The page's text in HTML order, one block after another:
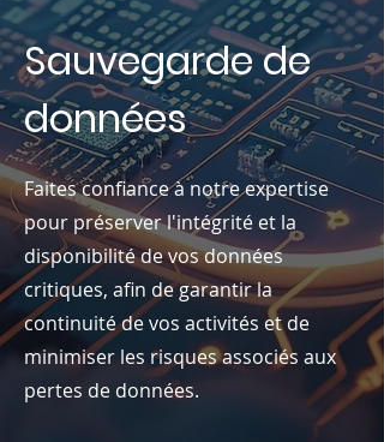
Sauvegarde de
données
Faites confiance à notre expertise
pour préserver l'intégrité et la
disponibilité de vos données
critiques, afin de garantir la
continuité de vos activités et de
minimiser les risques associés aux
pertes de données.